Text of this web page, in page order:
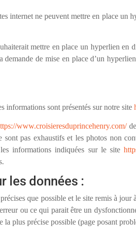
internet ne peuvent mettre en place un
mettre en place un hyperlien en
de mise en place d’un
informations sont présentés sur notre site
www.croisieresduprincehenry.com/
sont pas exhaustifs et les photos non
informations indiquées sur le site
les données :
que possible et le site remis à
ou ce qui parait être un
plus précise possible (page posant